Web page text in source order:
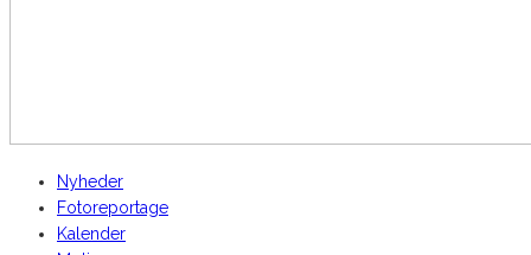
Nyheder
Fotoreportage
Kalender